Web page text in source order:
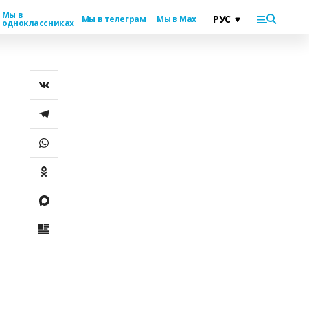
Мы в
одноклассниках Мы в телеграм Мы в Max